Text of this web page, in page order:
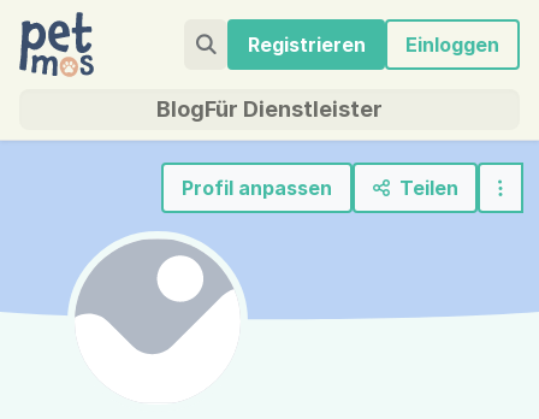
Registrieren Einloggen
BlogFür Dienstleister
Profil anpassen Teilen